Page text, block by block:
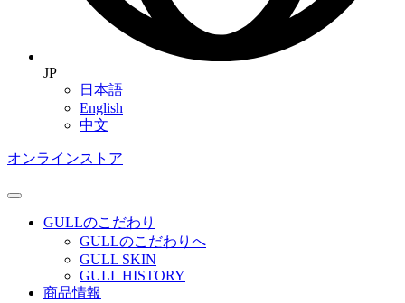
JP
日本語
English
中文
オンラインストア
GULLのこだわり
GULLのこだわりへ
GULL SKIN
GULL HISTORY
商品情報